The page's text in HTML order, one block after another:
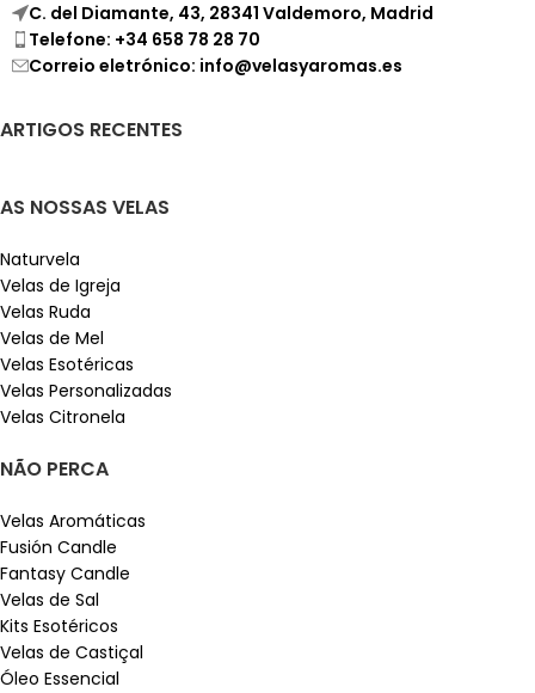
C. del Diamante, 43, 28341 Valdemoro, Madrid
Telefone: +34 658 78 28 70
Correio eletrónico: info@velasyaromas.es
ARTIGOS RECENTES
AS NOSSAS VELAS
Naturvela
Velas de Igreja
Velas Ruda
Velas de Mel
Velas Esotéricas
Velas Personalizadas
Velas Citronela
NÃO PERCA
Velas Aromáticas
Fusión Candle
Fantasy Candle
Velas de Sal
Kits Esotéricos
Velas de Castiçal
Óleo Essencial